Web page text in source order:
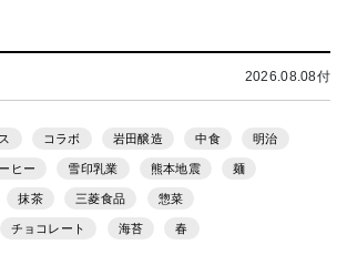
2026.08.08付
コラボ 岩田醸造 中食 明治
ヒー 雪印乳業 熊本地震 麺
抹茶 三菱食品 惣菜
チョコレート 海苔 春